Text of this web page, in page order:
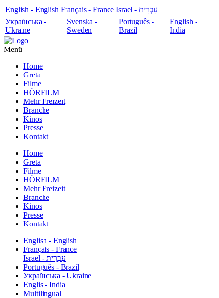
English - English Français - France
עִבְרִית - Israel
Українська -
Ukraine
Svenska -
Sweden
Português -
Brazil
English -
India
Menü
Home
Greta
Filme
HÖRFILM
Mehr Freizeit
Branche
Kinos
Presse
Kontakt
Home
Greta
Filme
HÖRFILM
Mehr Freizeit
Branche
Kinos
Presse
Kontakt
English - English
Français - France
עִבְרִית - Israel
Português - Brazil
Українська - Ukraine
Englis - India
Multilingual